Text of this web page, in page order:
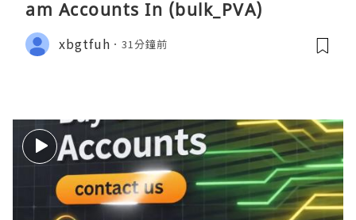
am Accounts In (bulk_PVA)
xbgtfuh 31分鐘前